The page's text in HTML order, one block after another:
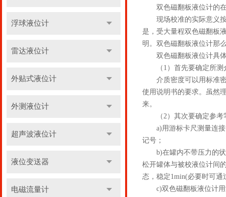
浮球液位计
雷达液位计
外贴式液位计
外测液位计
超声波液位计
液位变送器
电磁流量计
双色磁翻板液位计的在
现场校准的实际意义按
是，受大量程双色磁翻板
明。双色磁翻板液位计那
双色磁翻板液位计具体
（1）首先要确定所测
介质密度可以用标准密
使用说明书的要求。虽然
来。
（2）其次要确定参考
a)用游标卡尺测量连接
记号；
b)在罐内不带压力的状
松开罐体与被校液位计间
态，稳定1min(必要时可
c)双色磁翻板液位计用